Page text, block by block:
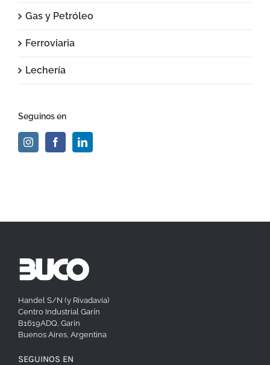
Gas y Petróleo
Ferroviaria
Lechería
Seguinos en
Handel S/N (y Rivadavia)
Centro Industrial Garín
B1619ADQ, Garín
Buenos Aires, Argentina
SEGUINOS EN